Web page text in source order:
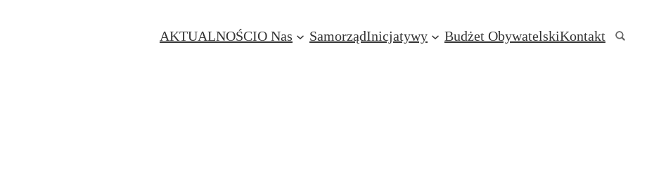
AKTUALNOŚCIO Nas SamorządInicjatywy Budżet ObywatelskiKontakt